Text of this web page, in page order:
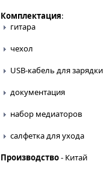
Комплектация:
гитара
чехол
USB-кабель для зарядки
документация
набор медиаторов
салфетка для ухода
Производство- Китай